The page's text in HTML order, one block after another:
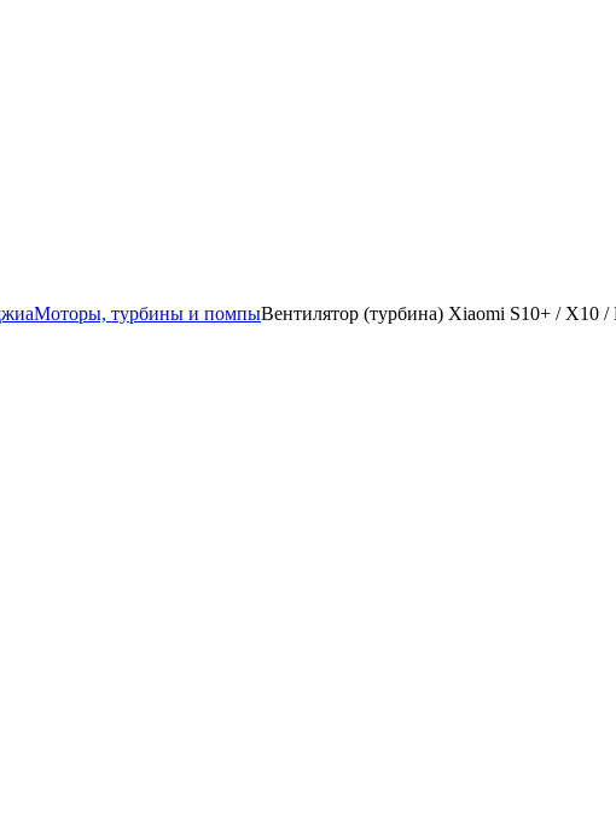
Моторы, турбины и помпыВентилятор (турбина) Xiaomi S10+ / X10